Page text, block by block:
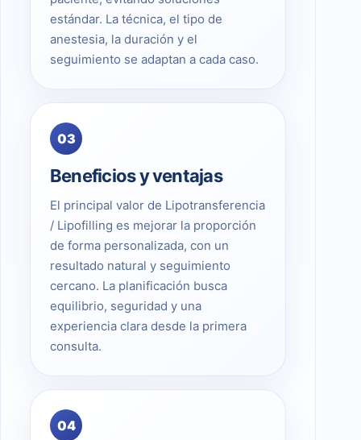
estándar. La técnica, el tipo de
anestesia, la duración y el
seguimiento se adaptan a cada caso.
03
Beneficios y ventajas
El principal valor de Lipotransferencia
/ Lipofilling es mejorar la proporción
de forma personalizada, con un
resultado natural y seguimiento
cercano. La planificación busca
equilibrio, seguridad y una
experiencia clara desde la primera
consulta.
04